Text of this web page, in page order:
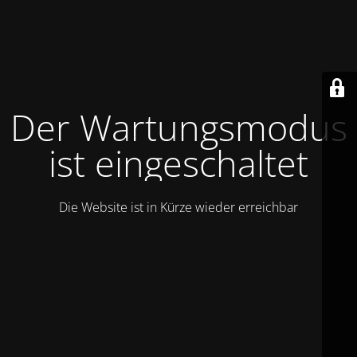
Der Wartungsmodus
ist eingeschaltet
Die Website ist in Kürze wieder erreichbar